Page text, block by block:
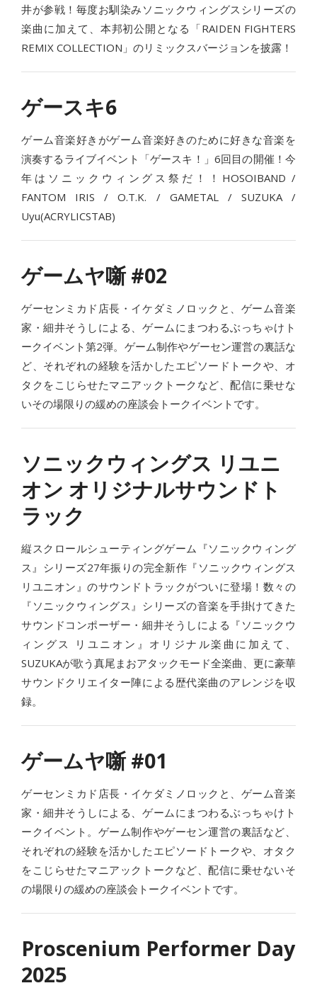
井が参戦！毎度お馴染みソニックウィングスシリーズの
楽曲に加えて、本邦初公開となる「RAIDEN FIGHTERS
REMIX COLLECTION」のリミックスバージョンを披露！
ゲースキ6
ゲーム音楽好きがゲーム音楽好きのために好きな音楽を
演奏するライブイベント「ゲースキ！」6回目の開催！今
年はソニックウィングス祭だ！！HOSOIBAND /
FANTOM IRIS / O.T.K. / GAMETAL / SUZUKA /
Uyu(ACRYLICSTAB)
ゲームヤ噺 #02
ゲーセンミカド店長・イケダミノロックと、ゲーム音楽
家・細井そうしによる、ゲームにまつわるぶっちゃけト
ークイベント第2弾。ゲーム制作やゲーセン運営の裏話な
ど、それぞれの経験を活かしたエピソードトークや、オ
タクをこじらせたマニアックトークなど、配信に乗せな
いその場限りの緩めの座談会トークイベントです。
ソニックウィングス リユニ
オン オリジナルサウンドト
ラック
縦スクロールシューティングゲーム『ソニックウィング
ス』シリーズ27年振りの完全新作『ソニックウィングス
リユニオン』のサウンドトラックがついに登場！数々の
『ソニックウィングス』シリーズの音楽を手掛けてきた
サウンドコンポーザー・細井そうしによる『ソニックウ
ィングス リユニオン』オリジナル楽曲に加えて、
SUZUKAが歌う真尾まおアタックモード全楽曲、更に豪華
サウンドクリエイター陣による歴代楽曲のアレンジを収
録。
ゲームヤ噺 #01
ゲーセンミカド店長・イケダミノロックと、ゲーム音楽
家・細井そうしによる、ゲームにまつわるぶっちゃけト
ークイベント。ゲーム制作やゲーセン運営の裏話など、
それぞれの経験を活かしたエピソードトークや、オタク
をこじらせたマニアックトークなど、配信に乗せないそ
の場限りの緩めの座談会トークイベントです。
Proscenium Performer Day
2025